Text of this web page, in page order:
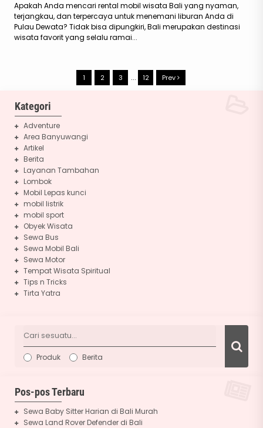
Apakah Anda mencari rental mobil wisata Bali yang nyaman,
terjangkau, dan terpercaya untuk menemani liburan Anda di
Pulau Dewata? Tidak bisa dipungkiri, Bali merupakan destinasi
wisata favorit yang selalu ramai...
1 2 3 … 12 Prev
Kategori
Adventure
Area Banyuwangi
Artikel
Berita
Layanan Tambahan
Lombok
Mobil Lepas kunci
mobil listrik
mobil sport
Obyek Wisata
Sewa Bus
Sewa Mobil Bali
Sewa Motor
Tempat Wisata Spiritual
Tips n Tricks
Tirta Yatra
Produk Berita
Pos-pos Terbaru
Sewa Baby Sitter Harian di Bali Murah
Sewa Land Rover Defender di Bali